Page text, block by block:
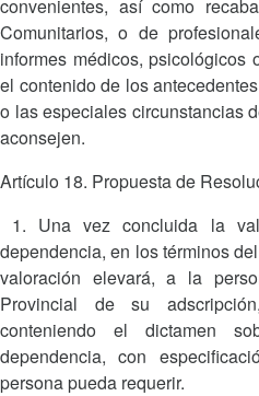
convenientes, así como
Comunitarios, o de
informes médicos, psicológicos
el contenido de los
o las especiales circunstancias
aconsejen.
Artículo 18. Propuesta de
1. Una vez concluida la
dependencia, en los términos
valoración elevará, a la
Provincial de su
conteniendo el dictamen
dependencia, con
persona pueda requerir.